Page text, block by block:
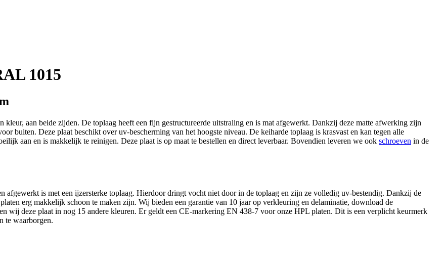
1015
aan beide zijden. De toplaag heeft een fijn gestructureerde uitstraling en is mat afgewerkt. Dankzij deze matte afwerking zijn
buiten. Deze plaat beschikt over uv-bescherming van het hoogste niveau. De keiharde toplaag is krasvast en kan tegen alle
aan en is makkelijk te reinigen. Deze plaat is op maat te bestellen en direct leverbaar. Bovendien leveren we ook schroeven in de
afgewerkt is met een ijzersterke toplaag. Hierdoor dringt vocht niet door in de toplaag en zijn ze volledig uv-bestendig. Dankzij de
erg makkelijk schoon te maken zijn. Wij bieden een garantie van 10 jaar op verkleuring en delaminatie, download de
wij deze plaat in nog 15 andere kleuren. Er geldt een CE-markering EN 438-7 voor onze HPL platen. Dit is een verplicht keurmerk
te waarborgen.